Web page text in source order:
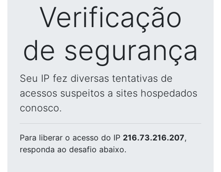
Verificação
de segurança
Seu IP fez diversas tentativas de
acessos suspeitos a sites hospedados
conosco.
Para liberar o acesso do IP 216.73.216.207,
responda ao desafio abaixo.